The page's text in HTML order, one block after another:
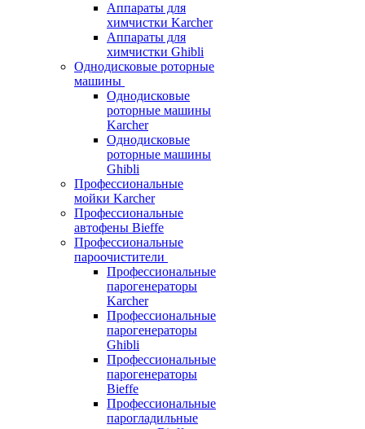
Аппараты для
химчистки Karcher
Аппараты для
химчистки Ghibli
Однодисковые роторные
машины
Однодисковые
роторные машины
Karcher
Однодисковые
роторные машины
Ghibli
Профессиональные
мойки Karcher
Профессиональные
автофены Bieffe
Профессиональные
пароочистители
Профессиональные
парогенераторы
Karcher
Профессиональные
парогенераторы
Ghibli
Профессиональные
парогенераторы
Bieffe
Профессиональные
парогладильные